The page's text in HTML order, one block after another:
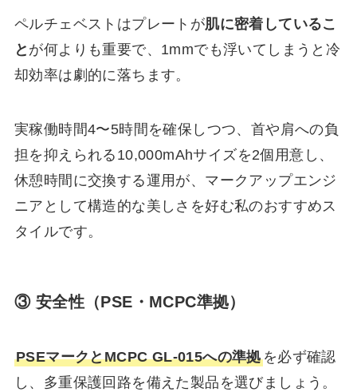
ペルチェベストはプレートが肌に密着しているこ
と が何よりも重要で、1mmでも浮いてしまうと冷
却効率は劇的に落ちます。
実稼働時間4〜5時間を確保しつつ、首や肩への負
担を抑えられる10,000mAhサイズを2個用意し、
休憩時間に交換する運用が、マークアップエンジ
ニアとして構造的な美しさを好む私のおすすめス
タイルです。
③ 安全性（PSE・MCPC準拠）
PSEマークとMCPC GL-015への準拠を必ず確認
し、多重保護回路を備えた製品を選びましょう。